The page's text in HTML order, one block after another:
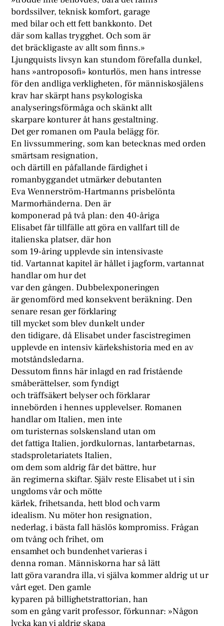
bordssilver, teknisk komfort, garage
med bilar och ett fett bankkonto. Det
där som kallas trygghet. Och som är
det bräckligaste av allt som finns.»
Ljungquists livsyn kan stundom förefalla dunkel,
hans »antroposofi» konturlös, men hans intresse
för den andliga verkligheten, för människosjälens
krav har skärpt hans psykologiska
analyseringsförmåga och skänkt allt
skarpare konturer åt hans gestaltning.
Det ger romanen om Paula belägg för.
En livssummering, som kan betecknas med orden
smärtsam resignation,
och därtill en påfallande färdighet i
romanbyggandet utmärker debutanten
Eva Wennerström-Hartmanns prisbelönta
Marmorhänderna. Den är
komponerad på två plan: den 40-åriga
Elisabet får tillfälle att göra en vallfart till de
italienska platser, där hon
som 19-åring upplevde sin intensivaste
tid. Vartannat kapitel är hållet i jagform, vartannat
handlar om hur det
var den gången. Dubbelexponeringen
är genomförd med konsekvent beräkning. Den
senare resan ger förklaring
till mycket som blev dunkelt under
den tidigare, då Elisabet under fascistregimen
upplevde en intensiv kärlekshistoria med en av
motståndsledarna.
Dessutom finns här inlagd en rad fristående
småberättelser, som fyndigt
och träffsäkert belyser och förklarar
innebörden i hennes upplevelser. Romanen
handlar om Italien, men inte
om turisternas solskensland utan om
det fattiga Italien, jordkulornas, lantarbetarnas,
stadsproletariatets Italien,
om dem som aldrig får det bättre, hur
än regimerna skiftar. Själv reste Elisabet ut i sin
ungdoms vår och mötte
kärlek, frihetsanda, hett blod och varm
idealism. Nu möter hon resignation,
nederlag, i bästa fall häslös kompromiss. Frågan
om tvång och frihet, om
ensamhet och bundenhet varieras i
denna roman. Människorna har så lätt
latt göra varandra illa, vi själva kommer aldrig ut ur
vårt eget. Den gamle
kyparen på billighetstrattorian, han
som en gång varit professor, förkunnar: »Någon
lycka kan vi aldrig skapa